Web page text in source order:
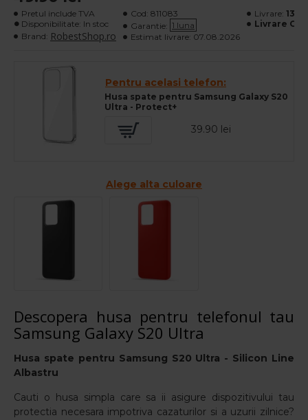
Pretul include TVA
Disponibilitate: In stoc
Brand: RobestShop.ro
Cod: 811083
Garantie: 1 luna
Estimat livrare: 07.08.2026
Livrare: 13 lei
Livrare
Pentru acelasi telefon:
Husa spate pentru Samsung Galaxy S20
Ultra - Protect+
39.90 lei
Alege alta culoare
Descopera husa pentru telefonul tau
Samsung Galaxy S20 Ultra
Husa spate pentru Samsung S20 Ultra - Silicon Line
Albastru
Cauti o husa simpla care sa ii asigure dispozitivului tau
protectia necesara impotriva cazaturilor si a uzurii zilnice?